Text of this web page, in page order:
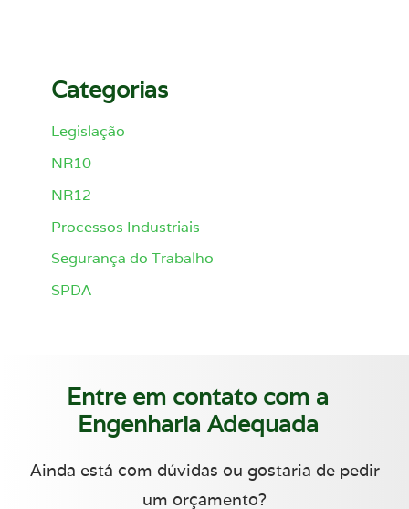
Categorias
Legislação
NR10
NR12
Processos Industriais
Segurança do Trabalho
SPDA
Entre em contato com a
Engenharia Adequada
Ainda está com dúvidas ou gostaria de pedir
um orçamento?